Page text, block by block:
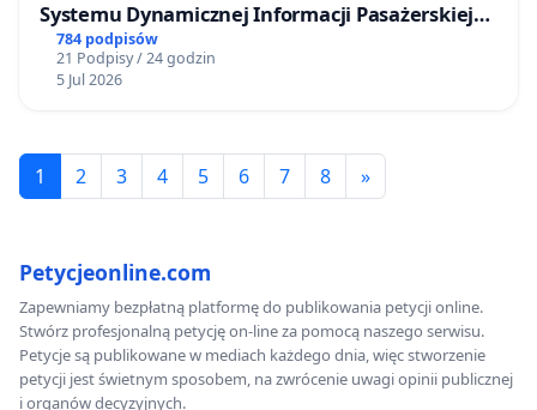
Systemu Dynamicznej Informacji Pasażerskiej
(CSDiP) na stacji kolejowej w Łomży
784 podpisów
21 Podpisy / 24 godzin
5 Jul 2026
1 2 3 4 5 6 7 8 »
Petycjeonline.com
Zapewniamy bezpłatną platformę do publikowania petycji online.
Stwórz profesjonalną petycję on-line za pomocą naszego serwisu.
Petycje są publikowane w mediach każdego dnia, więc stworzenie
petycji jest świetnym sposobem, na zwrócenie uwagi opinii publicznej
i organów decyzyjnych.